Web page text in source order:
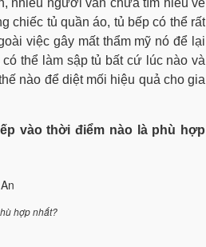
nhiều người vẫn chưa tìm hiểu về
chiếc tủ quần áo, tủ bếp có thể rất
việc gây mất thẩm mỹ nó để lại
thể làm sập tủ bất cứ lúc nào và
nào để diệt mối hiệu quả cho gia
vào thời điểm nào là phù hợp
hợp nhất?